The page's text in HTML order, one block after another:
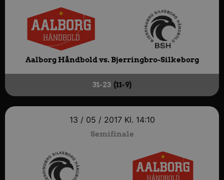
Aalborg Håndbold vs. Bjerringbro-Silkeborg
31-23 (11-9)
13 / 05 / 2017Kl. 14:10
Semifinale